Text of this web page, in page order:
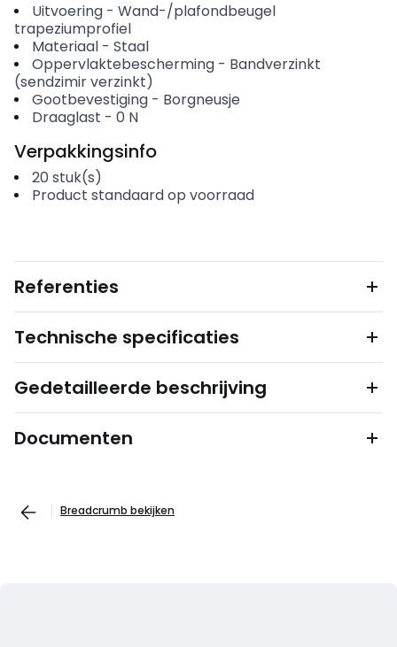
Uitvoering- Wand-/plafondbeugel
trapeziumprofiel
Materiaal- Staal
Oppervlaktebescherming- Bandverzinkt
(sendzimir verzinkt)
Gootbevestiging- Borgneusje
Draaglast - 0 N
Verpakkingsinfo
20 stuk(s)
Product standaard op voorraad
Referenties
Technische specificaties
Gedetailleerde beschrijving
Documenten
Breadcrumb bekijken